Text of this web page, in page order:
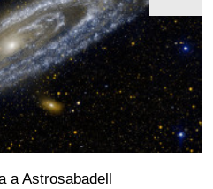
a Astrosabadell